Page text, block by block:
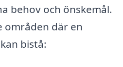
behov och önskemål.
områden där en
bistå: